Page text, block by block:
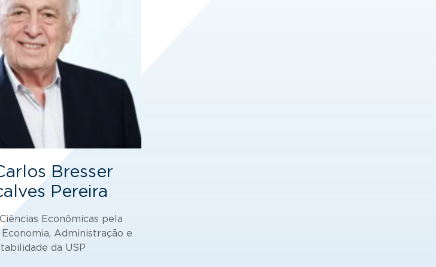
Bresser
Pereira
Econômicas pela
Economia, Administração e
da USP